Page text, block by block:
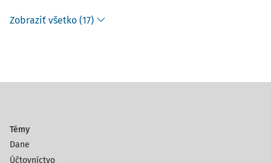
Zobraziť všetko (17)
Témy
Dane
Účtovníctvo